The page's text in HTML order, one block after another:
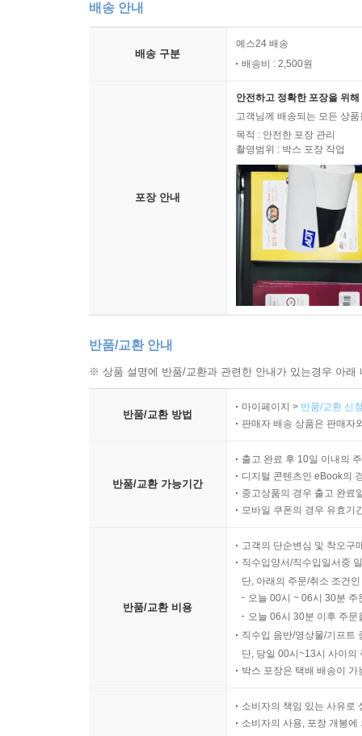
배송 안내
배송 구분
예스24 배송
배송비 : 2,500원
포장 안내
안전하고 정확한 포장을 위
고객님께 배송되는 모든 상
목적 : 안전한 포장 관리
촬영범위 : 박스 포장 작업
반품/교환 안내
※ 상품 설명에 반품/교환과 관련한 안내가 있는경우 아
반품/교환 방법
마이페이지 > 반품/교환 신
판매자 배송 상품은 판매자
반품/교환 가능기간
출고 완료 후 10일 이내의
디지털 콘텐츠인 eBook의
중고상품의 경우 출고 완료
모바일 쿠폰의 경우 유효기
반품/교환 비용
고객의 단순변심 및 착오구
직수입양서/직수입일서중
단, 아래의 주문/취소 조건
오늘 00시 ~ 06시 30분
오늘 06시 30분 이후 주
직수입 음반/영상물/기프트
단, 당일 00시~13시 사이의
박스 포장은 택배 배송이
소비자의 책임 있는 사유로
소비자의 사용, 포장 개봉